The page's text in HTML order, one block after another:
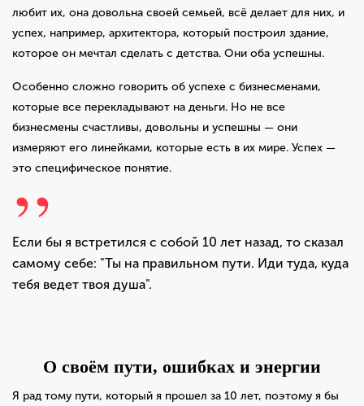
любит их, она довольна своей семьей, всё делает для них, и
успех, например, архитектора, который построил здание,
которое он мечтал сделать с детства. Они оба успешны.
Особенно сложно говорить об успехе с бизнесменами,
которые все перекладывают на деньги. Но не все
бизнесмены счастливы, довольны и успешны — они
измеряют его линейками, которые есть в их мире. Успех —
это специфическое понятие.
Если бы я встретился с собой 10 лет назад, то сказал
самому себе: "Ты на правильном пути. Иди туда, куда
тебя ведет твоя душа".
О своём пути, ошибках и энергии
Я рад тому пути, который я прошел за 10 лет, поэтому я бы